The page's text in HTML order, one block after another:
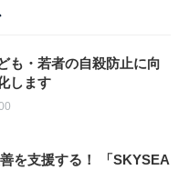
も・若者の自殺防止に向
します
を支援する！ 「SKYSEA